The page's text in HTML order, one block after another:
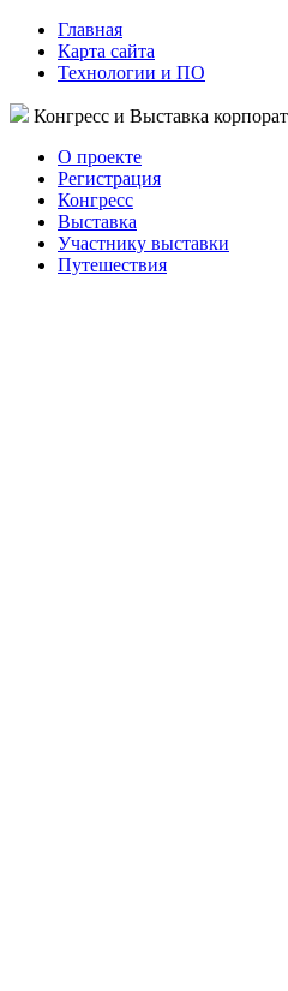
Главная
Карта сайта
Технологии и ПО
Конгресс и Выставка
О проекте
Регистрация
Конгресс
Выставка
Участнику выставки
Путешествия